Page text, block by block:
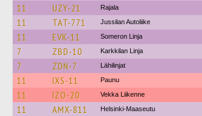
11 UZY-21 Rajala
11 TAT-771 Jussilan Autoliike
11 EVK-11 Someron Linja
7 ZBD-10 Karkkilan Linja
7 ZDN-7 Lähilinjat
11 IXS-11 Paunu
11 IZO-20 Vekka Liikenne
11 AMX-811 Helsinki-Maaseutu